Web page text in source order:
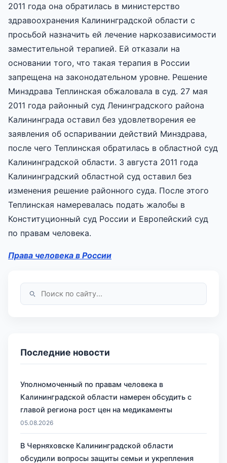
2011 года она обратилась в министерство
здравоохранения Калининградской области с
просьбой назначить ей лечение наркозависимости
заместительной терапией. Ей отказали на
основании того, что такая терапия в России
запрещена на законодательном уровне. Решение
Минздрава Теплинская обжаловала в суд. 27 мая
2011 года районный суд Ленинградского района
Калининграда оставил без удовлетворения ее
заявления об оспаривании действий Минздрава,
после чего Теплинская обратилась в областной суд
Калининградской области. 3 августа 2011 года
Калининградский областной суд оставил без
изменения решение районного суда. После этого
Теплинская намеревалась подать жалобы в
Конституционный суд России и Европейский суд
по правам человека.
Права человека в России
Последние новости
Уполномоченный по правам человека в
Калининградской области намерен обсудить с
главой региона рост цен на медикаменты
05.08.2026
В Черняховске Калининградской области
обсудили вопросы защиты семьи и укрепления